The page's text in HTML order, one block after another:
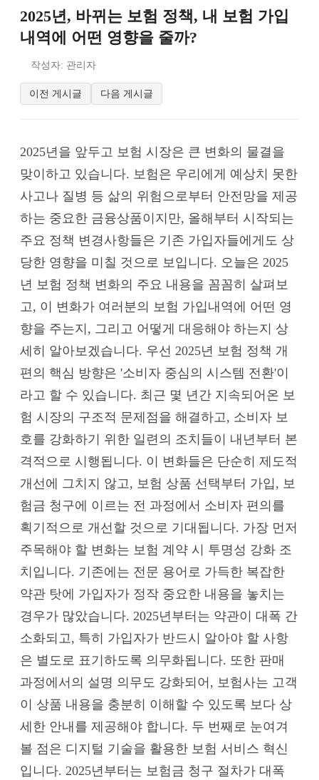
2025년, 바뀌는 보험 정책, 내 보험 가입
내역에 어떤 영향을 줄까?
작성자: 관리자
이전 게시글 다음 게시글
2025년을 앞두고 보험 시장은 큰 변화의 물결을
맞이하고 있습니다. 보험은 우리에게 예상치 못한
사고나 질병 등 삶의 위험으로부터 안전망을 제공
하는 중요한 금융상품이지만, 올해부터 시작되는
주요 정책 변경사항들은 기존 가입자들에게도 상
당한 영향을 미칠 것으로 보입니다. 오늘은 2025
년 보험 정책 변화의 주요 내용을 꼼꼼히 살펴보
고, 이 변화가 여러분의 보험 가입내역에 어떤 영
향을 주는지, 그리고 어떻게 대응해야 하는지 상
세히 알아보겠습니다. 우선 2025년 보험 정책 개
편의 핵심 방향은 '소비자 중심의 시스템 전환'이
라고 할 수 있습니다. 최근 몇 년간 지속되어온 보
험 시장의 구조적 문제점을 해결하고, 소비자 보
호를 강화하기 위한 일련의 조치들이 내년부터 본
격적으로 시행됩니다. 이 변화들은 단순히 제도적
개선에 그치지 않고, 보험 상품 선택부터 가입, 보
험금 청구에 이르는 전 과정에서 소비자 편의를
획기적으로 개선할 것으로 기대됩니다. 가장 먼저
주목해야 할 변화는 보험 계약 시 투명성 강화 조
치입니다. 기존에는 전문 용어로 가득한 복잡한
약관 탓에 가입자가 정작 중요한 내용을 놓치는
경우가 많았습니다. 2025년부터는 약관이 대폭 간
소화되고, 특히 가입자가 반드시 알아야 할 사항
은 별도로 표기하도록 의무화됩니다. 또한 판매
과정에서의 설명 의무도 강화되어, 보험사는 고객
이 상품 내용을 충분히 이해할 수 있도록 보다 상
세한 안내를 제공해야 합니다. 두 번째로 눈여겨
볼 점은 디지털 기술을 활용한 보험 서비스 혁신
입니다. 2025년부터는 보험금 청구 절차가 대폭